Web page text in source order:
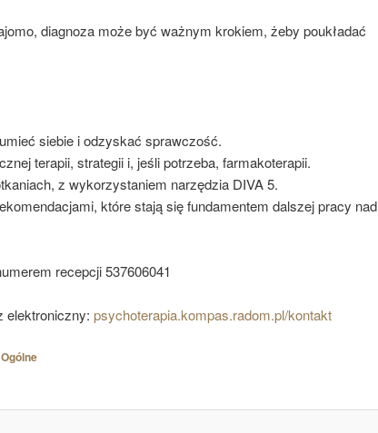
diagnoza może być ważnym krokiem, żeby poukładać
siebie i odzyskać sprawczość.
terapii, strategii i, jeśli potrzeba, farmakoterapii.
z wykorzystaniem narzędzia DIVA 5.
które stają się fundamentem dalszej pracy nad
recepcji 537606041
elektroniczny: psychoterapia.kompas.radom.pl/kontakt
Ogólne